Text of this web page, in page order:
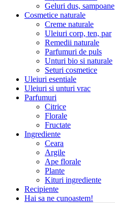
Geluri dus, sampoane
Cosmetice naturale
Creme naturale
Uleiuri corp, ten, par
Remedii naturale
Parfumuri de puls
Unturi bio si naturale
Seturi cosmetice
Uleiuri esentiale
Uleiuri si unturi vrac
Parfumuri
Citrice
Florale
Fructate
Ingrediente
Ceara
Argile
Ape florale
Plante
Kituri ingrediente
Recipiente
Hai sa ne cunoastem!